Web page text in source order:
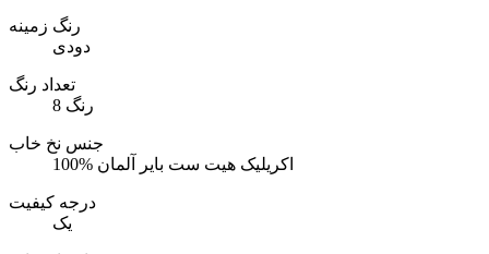
رنگ زمینه
دودی
تعداد رنگ
8 رنگ
جنس نخ خاب
100% اکریلیک هیت ست بایر آلمان
درجه کیفیت
یک